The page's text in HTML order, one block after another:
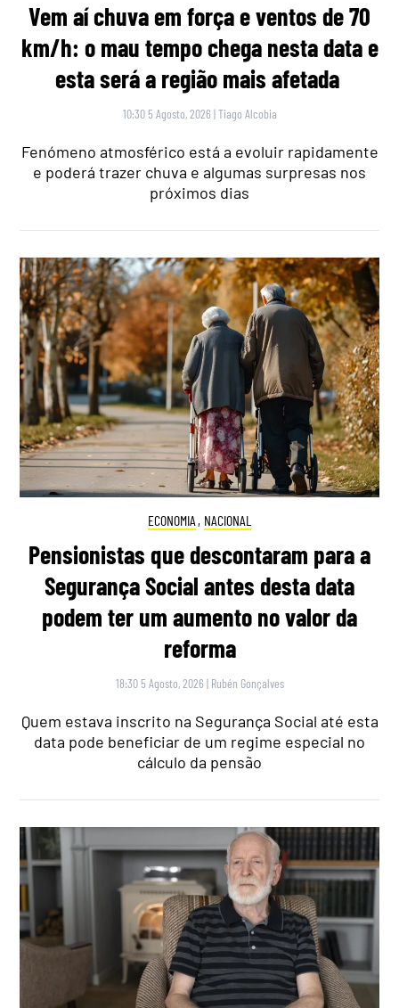
Vem aí chuva em força e ventos de 70
km/h: o mau tempo chega nesta data e
esta será a região mais afetada
10:30 5 Agosto, 2026 |Tiago Alcobia
Fenómeno atmosférico está a evoluir rapidamente
e poderá trazer chuva e algumas surpresas nos
próximos dias
ECONOMIA , NACIONAL
Pensionistas que descontaram para a
Segurança Social antes desta data
podem ter um aumento no valor da
reforma
18:30 5 Agosto, 2026 | Rubén Gonçalves
Quem estava inscrito na Segurança Social até esta
data pode beneficiar de um regime especial no
cálculo da pensão